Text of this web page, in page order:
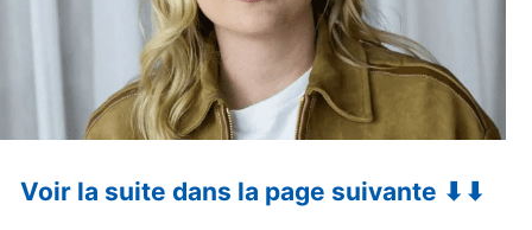
Voir la suite dans la page suivante ⬇⬇